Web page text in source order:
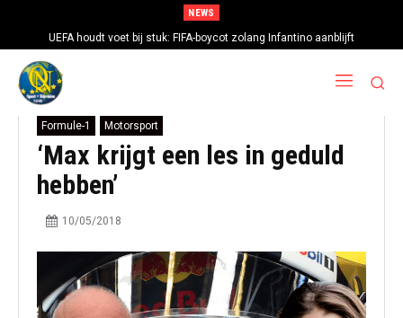
NEWS
UEFA houdt voet bij stuk: FIFA-boycot zolang Infantino aanblijft
Formule-1 Motorsport
‘Max krijgt een les in geduld
hebben’
10/05/2018